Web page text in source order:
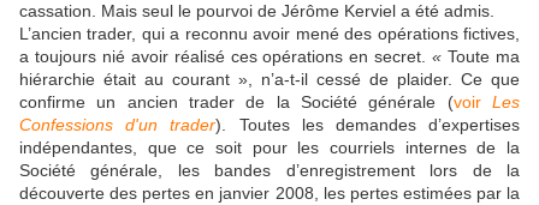
cassation. Mais seul le pourvoi de Jérôme Kerviel a été admis.
L’ancien trader, qui a reconnu avoir mené des opérations fictives,
a toujours nié avoir réalisé ces opérations en secret.« Toute ma
hiérarchie était au courant », n’a-t-il cessé de plaider. Ce que
confirme un ancien trader de la Société générale (voirLes
Confessions d'un trader). Toutes les demandes d’expertises
indépendantes, que ce soit pour les courriels internes de la
Société générale, les bandes d’enregistrement lors de la
découverte des pertes en janvier 2008, les pertes estimées par la